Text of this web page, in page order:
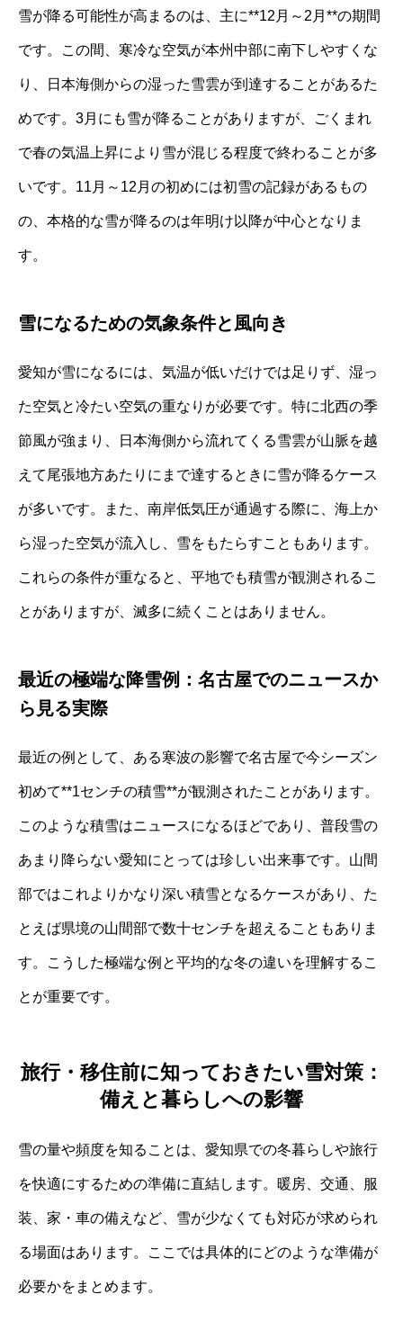
雪が降る可能性が高まるのは、主に**12月～2月**の期間
です。この間、寒冷な空気が本州中部に南下しやすくな
り、日本海側からの湿った雪雲が到達することがあるた
めです。3月にも雪が降ることがありますが、ごくまれ
で春の気温上昇により雪が混じる程度で終わることが多
いです。11月～12月の初めには初雪の記録があるもの
の、本格的な雪が降るのは年明け以降が中心となりま
す。
雪になるための気象条件と風向き
愛知が雪になるには、気温が低いだけでは足りず、湿っ
た空気と冷たい空気の重なりが必要です。特に北西の季
節風が強まり、日本海側から流れてくる雪雲が山脈を越
えて尾張地方あたりにまで達するときに雪が降るケース
が多いです。また、南岸低気圧が通過する際に、海上か
ら湿った空気が流入し、雪をもたらすこともあります。
これらの条件が重なると、平地でも積雪が観測されるこ
とがありますが、滅多に続くことはありません。
最近の極端な降雪例：名古屋でのニュースか
ら見る実際
最近の例として、ある寒波の影響で名古屋で今シーズン
初めて**1センチの積雪**が観測されたことがあります。
このような積雪はニュースになるほどであり、普段雪の
あまり降らない愛知にとっては珍しい出来事です。山間
部ではこれよりかなり深い積雪となるケースがあり、た
とえば県境の山間部で数十センチを超えることもありま
す。こうした極端な例と平均的な冬の違いを理解するこ
とが重要です。
旅行・移住前に知っておきたい雪対策：
備えと暮らしへの影響
雪の量や頻度を知ることは、愛知県での冬暮らしや旅行
を快適にするための準備に直結します。暖房、交通、服
装、家・車の備えなど、雪が少なくても対応が求められ
る場面はあります。ここでは具体的にどのような準備が
必要かをまとめます。